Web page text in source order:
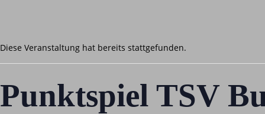
Diese Veranstaltung hat bereits stattgefunden.
Punktspiel TSV